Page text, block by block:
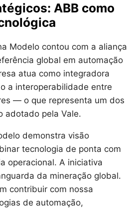
ABB como
Modelo contou com a aliança
global em automação
atua como integradora
a interoperabilidade entre
— o que representa um dos
adotado pela Vale.
demonstra visão
tecnologia de ponta com
operacional. A iniciativa
da mineração global.
contribuir com nossa
de automação,